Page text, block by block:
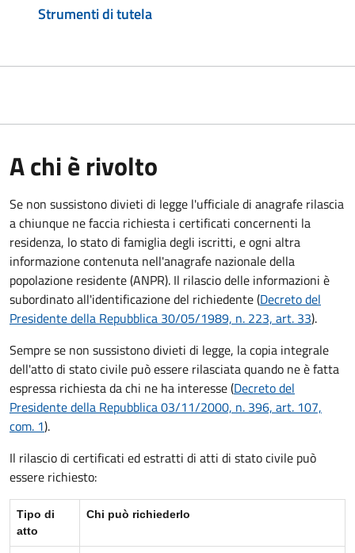
Strumenti di tutela
A chi è rivolto
Se non sussistono divieti di legge l'ufficiale di anagrafe rilascia
a chiunque ne faccia richiesta i certificati concernenti la
residenza, lo stato di famiglia degli iscritti, e ogni altra
informazione contenuta nell'anagrafe nazionale della
popolazione residente (ANPR). Il rilascio delle informazioni è
subordinato all'identificazione del richiedente (Decreto del
Presidente della Repubblica 30/05/1989, n. 223, art. 33).
Sempre se non sussistono divieti di legge, la copia integrale
dell'atto di stato civile può essere rilasciata quando ne è fatta
espressa richiesta da chi ne ha interesse (Decreto del
Presidente della Repubblica 03/11/2000, n. 396, art. 107,
com. 1).
Il rilascio di certificati ed estratti di atti di stato civile può
essere richiesto:
Tipo di
atto
Chi può richiederlo